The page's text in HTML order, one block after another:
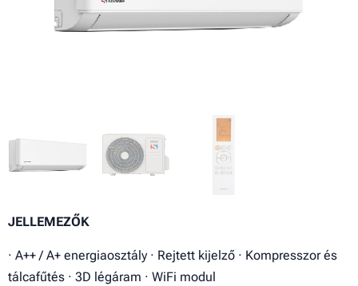
JELLEMEZŐK
· A++ / A+ energiaosztály · Rejtett kijelző · Kompresszor és
tálcafűtés · 3D légáram · WiFi modul